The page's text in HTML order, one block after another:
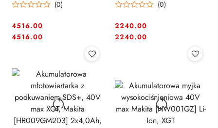
XGT Makita [HR004GM202]
(0)
Cena:
4516.00
Cena:
4516.00
max XGT, Makita
Bluetooth
(0)
Cena:
2240.00
Cena:
2240.00